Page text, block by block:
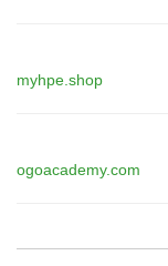
myhpe.shop
ogoacademy.com